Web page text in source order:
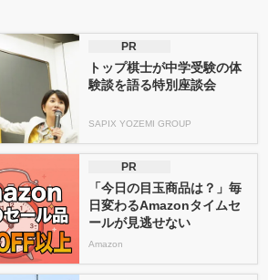
PR
トップ棋士が中学受験の体
験談を語る特別座談会
SAPIX YOZEMI GROUP
PR
「今日の目玉商品は？」毎
日変わるAmazonタイムセ
ールが見逃せない
Amazon